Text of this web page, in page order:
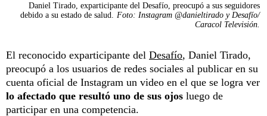
Daniel Tirado, exparticipante del Desafío, preocupó a sus seguidores
debido a su estado de salud.
Foto: Instagram @danieltirado y Desafío/
Caracol Televisión.
El reconocido exparticipante del Desafío, Daniel Tirado,
preocupó a los usuarios de redes sociales al publicar en su
cuenta oficial de Instagram un video en el que se logra ver
lo afectado que resultó uno de sus ojos luego de
participar en una competencia.